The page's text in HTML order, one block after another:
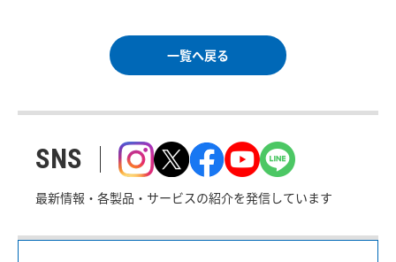
一覧へ戻る
SNS
最新情報・各製品・サービスの紹介を発信しています